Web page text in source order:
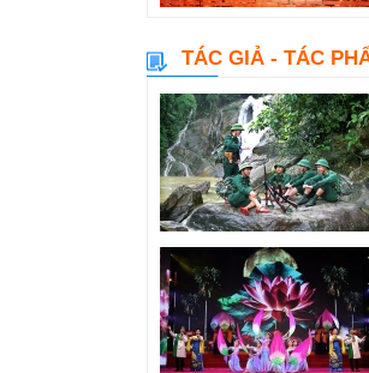
TÁC GIẢ - TÁC